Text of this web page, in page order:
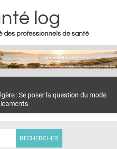
navigation
log
des professionnels de santé
: Se poser la question du mode